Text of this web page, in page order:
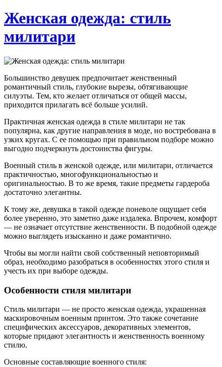
Женская одежда: стиль
милитари
Большинство девушек предпочитает женственный
романтичный стиль, глубокие вырезы, обтягивающие
силуэты. Тем, кто желает отличаться от общей массы,
приходится прилагать всё больше усилий.
Практичная женская одежда в стиле милитари не так
популярна, как другие направления в моде, но востребована в
узких кругах. С ее помощью при правильном подборе можно
выгодно подчеркнуть достоинства фигуры.
Военный стиль в женской одежде, или милитари, отличается
практичностью, многофункциональностью и
оригинальностью. В то же время, такие предметы гардероба
достаточно элегантны.
К тому же, девушка в такой одежде поневоле ощущает себя
более уверенно, это заметно даже издалека. Впрочем, комфорт
— не означает отсутствие женственности. В подобной одежде
можно выглядеть изысканно и даже романтично.
Чтобы вы могли найти свой собственный неповторимый
образ, необходимо разобраться в особенностях этого стиля и
учесть их при выборе одежды.
Особенности стиля милитари
Стиль милитари — не просто женская одежда, украшенная
маскировочным военным принтом. Это также сочетание
специфических аксессуаров, декоративных элементов,
которые придают элегантность и женственность военному
стилю.
Основные составляющие военного стиля: